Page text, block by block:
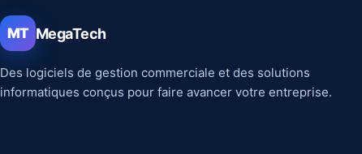
MT MegaTech
Des logiciels de gestion commerciale et des solutions
informatiques conçus pour faire avancer votre entreprise.